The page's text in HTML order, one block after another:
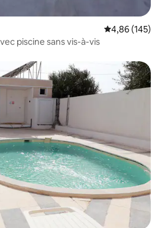
Évaluation
4,86 (145)
houche avec piscine sans vis-à-vis